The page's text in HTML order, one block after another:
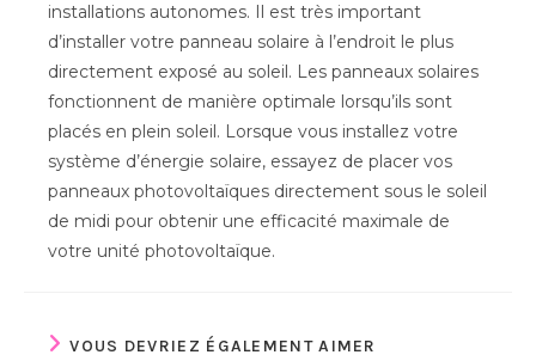
installations autonomes. Il est très important
d’installer votre panneau solaire à l’endroit le plus
directement exposé au soleil. Les panneaux solaires
fonctionnent de manière optimale lorsqu’ils sont
placés en plein soleil. Lorsque vous installez votre
système d’énergie solaire, essayez de placer vos
panneaux photovoltaïques directement sous le soleil
de midi pour obtenir une efficacité maximale de
votre unité photovoltaïque.
VOUS DEVRIEZ ÉGALEMENT AIMER